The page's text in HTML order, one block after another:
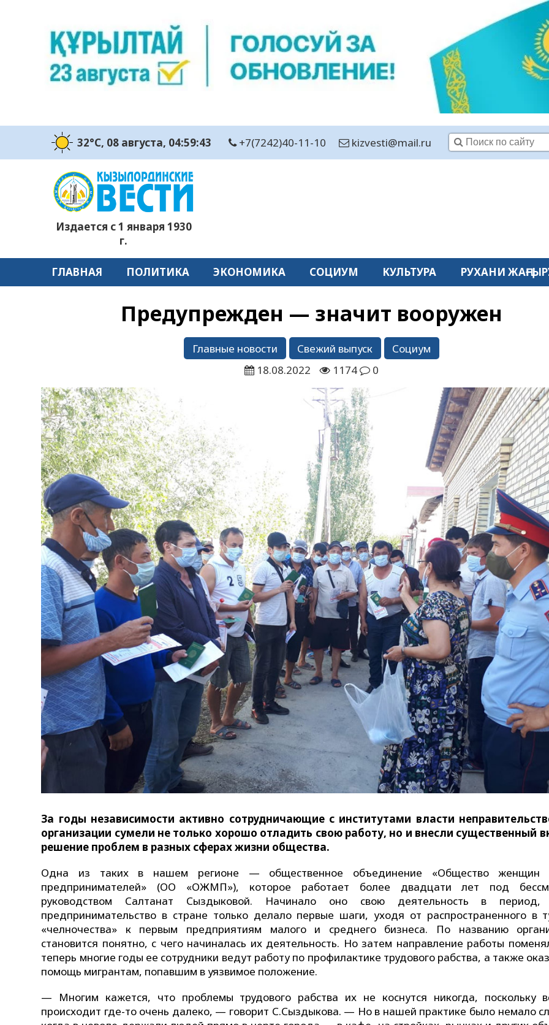
32°C, 08 августа, 04:59:44 +7(7242)40-11-10 kizvesti@mail.ru
Издается с 1 января 1930
г.
ГЛАВНАЯ ПОЛИТИКА ЭКОНОМИКА СОЦИУМ КУЛЬТУРА РУХАНИ
Предупрежден — значит вооружен
Главные новости Свежий выпуск
Социум
18.08.2022
1174 0
За годы независимости активно сотрудничающие с институтами власти
организации сумели не только хорошо отладить свою работу, но и внесли существенный
решение проблем в разных сферах жизни общества.
Одна из таких в нашем регионе — общественное объединение «Общество женщин
предпринимателей» (ОО «ОЖМП»), которое работает более двадцати лет под
руководством Салтанат Сыздыковой. Начинало оно свою деятельность в период,
предпринимательство в стране только делало первые шаги, уходя от распространенного в
«челночества» к первым предприятиям малого и среднего бизнеса. По названию
становится понятно, с чего начиналась их деятельность. Но затем направление работы
теперь многие годы ее сотрудники ведут работу по профилактике трудового рабства, а также
помощь мигрантам, попавшим в уязвимое положение.
— Многим кажется, что проблемы трудового рабства их не коснутся никогда, поскольку
происходит где-то очень далеко, — говорит С.Сыздыкова. — Но в нашей практике было немало